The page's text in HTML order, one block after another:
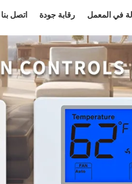
في المعمل رقابة جودة اتصل بنا